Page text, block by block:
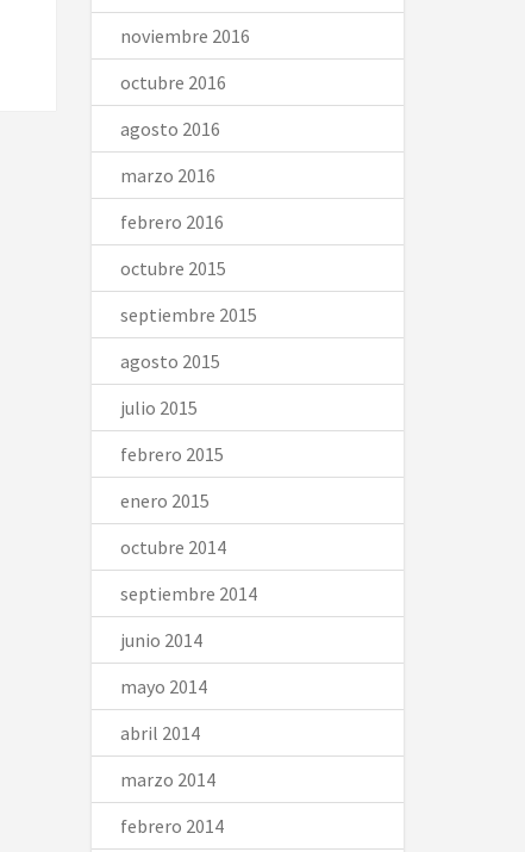
noviembre 2016
octubre 2016
agosto 2016
marzo 2016
febrero 2016
octubre 2015
septiembre 2015
agosto 2015
julio 2015
febrero 2015
enero 2015
octubre 2014
septiembre 2014
junio 2014
mayo 2014
abril 2014
marzo 2014
febrero 2014